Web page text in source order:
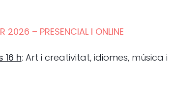
2026 – PRESENCIAL I ONLINE
16 h: Art i creativitat, idiomes, música i